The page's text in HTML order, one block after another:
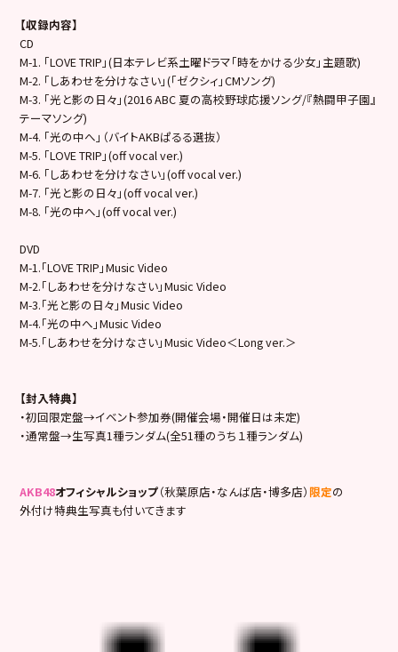
【収録内容】
CD
M-1. 「LOVE TRIP」(日本テレビ系土曜ドラマ「時をかける少女」主題歌)
M-2. 「しあわせを分けなさい」(「ゼクシィ」CMソング)
M-3. 「光と影の日々」(2016 ABC 夏の高校野球応援ソング/『熱闘甲子園』
テーマソング)
M-4. 「光の中へ」（バイトAKBぱるる選抜）
M-5. 「LOVE TRIP」(off vocal ver.)
M-6. 「しあわせを分けなさい」(off vocal ver.)
M-7. 「光と影の日々」(off vocal ver.)
M-8. 「光の中へ」(off vocal ver.)
DVD
M-1.「LOVE TRIP」Music Video
M-2.「しあわせを分けなさい」Music Video
M-3.「光と影の日々」Music Video
M-4.「光の中へ」Music Video
M-5.「しあわせを分けなさい」Music Video＜Long ver.＞
【封入特典】
・初回限定盤→イベント参加券(開催会場・開催日は未定)
・通常盤→生写真1種ランダム(全51種のうち１種ランダム)
AKB48オフィシャルショップ（秋葉原店・なんば店・博多店） 限定の
外付け特典生写真も付いてきます